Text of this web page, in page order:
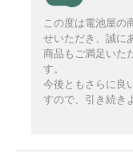
この度は電池屋の
せいただき、誠に
商品もご満足いた
す。
今後ともさらに良
すので、引き続き